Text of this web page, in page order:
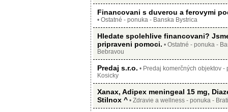
Financovani s duverou a ferovymi
• Ostatné - ponuka - Banska Bystrica
Hledate spolehlive financovani?
pripraveni pomoci. • Ostatné - ponuka -
Bebravou
Predaj s.r.o. • Predaj komerčných objektov -
Kosicky
Xanax, Adipex meningeal 15 mg,
Stilnox ^• Zdravie a wellness - ponuka -